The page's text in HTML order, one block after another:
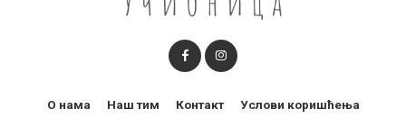
О нама Наш тим Контакт Услови коришћења